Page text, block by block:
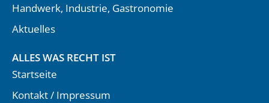
Handwerk, Industrie, Gastronomie
Aktuelles
ALLES WAS RECHT IST
Startseite
Kontakt / Impressum